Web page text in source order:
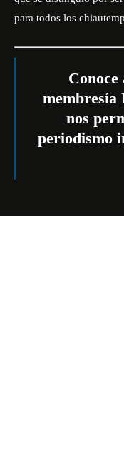
para todos los
membresía
nos
periodismo